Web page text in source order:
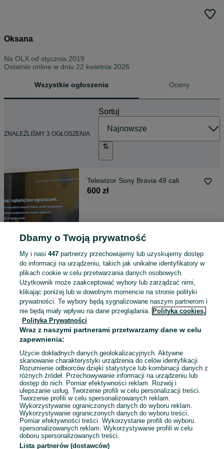
Oksana
Na OLX od stycznia 2019
Ostatnio online w dniu 22 kwietnia 2026
Wszystkie ogłoszenia Oceny
ZNALEŹLIŚMY 3 OGŁOSZENIA
Sortuj
Telewizor Sony Bravia 49 cali
600 zł
Jeansy nowoczesne dla chłopca
r.104
Za darmo
Sopot, Dolny Sopot
06 sierpnia 2026
Płaszcz z podszewką ze
sztucznego futra.
87 zł
93,55 zł z Pakietem Ochronnym
Sopot, Dolny Sopot
27 lipca 2026
S / 36 Szary Futro
Dbamy o Twoją prywatność
My i nasi 447partnerzy przechowujemy lub uzyskujemy dostęp
do informacji na urządzeniu, takich jak unikalne identyfikatory w
plikach cookie w celu przetwarzania danych osobowych.
Użytkownik może zaakceptować wybory lub zarządzać nimi,
klikając poniżej lub w dowolnym momencie na stronie polityki
prywatności. Te wybory będą sygnalizowane naszym partnerom i
nie będą miały wpływu na dane przeglądania. Polityka cookies,
Polityka Prywatności
Wraz z naszymi partnerami przetwarzamy dane w celu
zapewnienia:
Użycie dokładnych danych geolokalizacyjnych. Aktywne
skanowanie charakterystyki urządzenia do celów identyfikacji.
Rozumienie odbiorców dzięki statystyce lub kombinacji danych z
różnych źródeł. Przechowywanie informacji na urządzeniu lub
dostęp do nich. Pomiar efektywności reklam. Rozwój i
ulepszanie usług. Tworzenie profili w celu personalizacji treści.
Tworzenie profili w celu spersonalizowanych reklam.
Wykorzystywanie ograniczonych danych do wyboru reklam.
Wykorzystywanie ograniczonych danych do wyboru treści.
Pomiar efektywności treści. Wykorzystanie profili do wyboru
spersonalizowanych reklam. Wykorzystywanie profili w celu
doboru spersonalizowanych treści.
Lista partnerów (dostawców)